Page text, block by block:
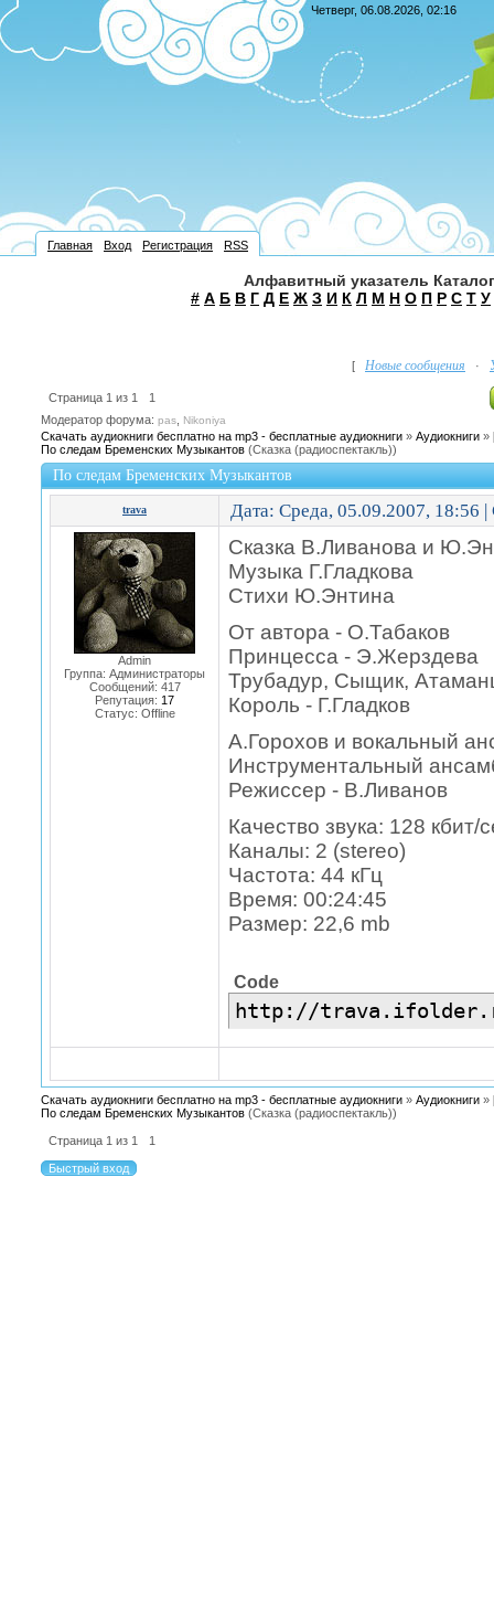
Четверг, 06.08.2026, 02:16
Главная Вход Регистрация RSS
Алфавитный указатель
# А Б В Г Д Е Ж З И К Л М Н О П Р С Т У
[ Новые сообщения ·
Страница 1 из 1
1
Модератор форума: pas Nikoniya
Скачать аудиокниги бесплатно на mp3 - бесплатные аудиокниги » Аудиокниги »
По следам Бременских Музыкантов (Сказка (радиоспектакль))
По следам Бременских Музыкантов
trava Дата: Среда, 05.09.2007, 18:56
Admin
Группа: Администраторы
Сообщений: 417
Репутация: 17
Статус: Offline
Сказка В.Ливанова и
Музыка Г.Гладкова
Стихи Ю.Энтина
От автора - О.Табаков
Принцесса - Э.Жерздева
Трубадур, Сыщик,
Король - Г.Гладков
А.Горохов и вокальный
Инструментальный
Режиссер - В.Ливанов
Качество звука: 128 кбит/
Каналы: 2 (stereo)
Частота: 44 кГц
Время: 00:24:45
Размер: 22,6 mb
Code
http://
Скачать аудиокниги бесплатно на mp3 - бесплатные аудиокниги » Аудиокниги »
По следам Бременских Музыкантов (Сказка (радиоспектакль))
Страница 1 из 1 1